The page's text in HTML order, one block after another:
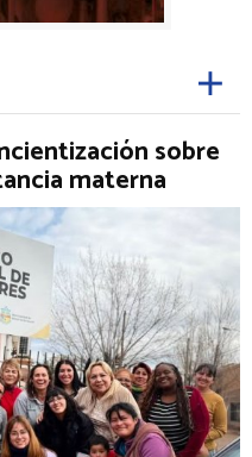
sobre
materna